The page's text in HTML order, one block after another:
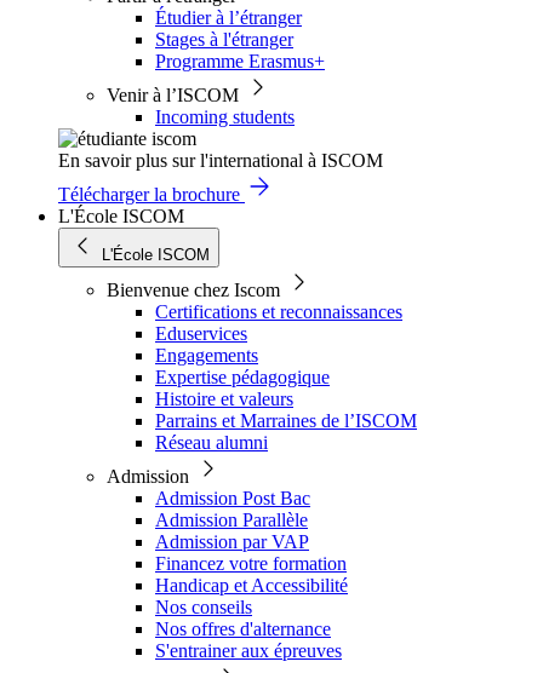
Étudier à l’étranger
Stages à l'étranger
Programme Erasmus+
Venir à l’ISCOM
Incoming students
En savoir plus sur l'international à ISCOM
Télécharger la brochure
L'École ISCOM
L'École ISCOM
Bienvenue chez Iscom
Certifications et reconnaissances
Eduservices
Engagements
Expertise pédagogique
Histoire et valeurs
Parrains et Marraines de l’ISCOM
Réseau alumni
Admission
Admission Post Bac
Admission Parallèle
Admission par VAP
Financez votre formation
Handicap et Accessibilité
Nos conseils
Nos offres d'alternance
S'entrainer aux épreuves